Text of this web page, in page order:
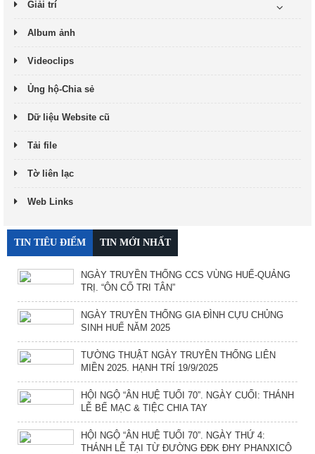
Giải trí
Album ảnh
Videoclips
Ủng hộ-Chia sẻ
Dữ liệu Website cũ
Tải file
Tờ liên lạc
Web Links
TIN TIÊU ĐIỂM TIN MỚI NHẤT
NGÀY TRUYỀN THỐNG CCS VÙNG HUẾ-QUẢNG
TRỊ. “ÔN CỐ TRI TÂN”
NGÀY TRUYỀN THỐNG GIA ĐÌNH CỰU CHỦNG
SINH HUẾ NĂM 2025
TƯỜNG THUẬT NGÀY TRUYỀN THỐNG LIÊN
MIỀN 2025. HẠNH TRÍ 19/9/2025
HỘI NGỘ “ÂN HUỆ TUỔI 70”. NGÀY CUỐI: THÁNH
LỄ BẾ MẠC & TIỆC CHIA TAY
HỘI NGỘ “ÂN HUỆ TUỔI 70”. NGÀY THỨ 4:
THÁNH LỄ TẠI TỪ ĐƯỜNG ĐĐK ĐHY PHANXICÔ